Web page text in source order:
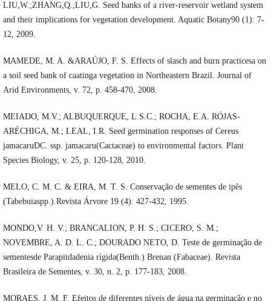
LIU,W.;ZHANG,Q.;LIU,G. Seed banks of a river-reservoir wetland system
and their implications for vegetation development. Aquatic Botany90 (1): 7-
12, 2009.
MAMEDE, M. A. &ARAÚJO, F. S. Effects of slasch and burn practicesa on
a soil seed bank of caatinga vegetation in Northeastern Brazil. Journal of
Arid Environments, v. 72, p. 458-470, 2008.
MEIADO, M.V.; ALBUQUERQUE, L.S.C.; ROCHA, E.A. RÓJAS-
ARÉCHIGA, M.; LEAL, I.R. Seed germination responses of Cereus
jamacaruDC. ssp. jamacaru(Cactaceae) to environmental factors. Plant
Species Biology, v. 25, p. 120-128, 2010.
MELO, C. M. C. & EIRA, M. T. S. Conservação de sementes de ipês
(Tabebuiaspp.).Revista Árvore 19 (4): 427-432, 1995.
MONDO,V. H. V.; BRANCALION, P. H. S.; CICERO, S. M.;
NOVEMBRE, A. D. L. C.; DOURADO NETO, D. Teste de germinação de
sementesde Parapitdadenia rígida(Benth.) Brenan (Fabaceae). Revista
Brasileira de Sementes, v. 30, n. 2, p. 177-183, 2008.
MORAES, J. M. F. Efeitos de diferentes níveis de água na germinação e no